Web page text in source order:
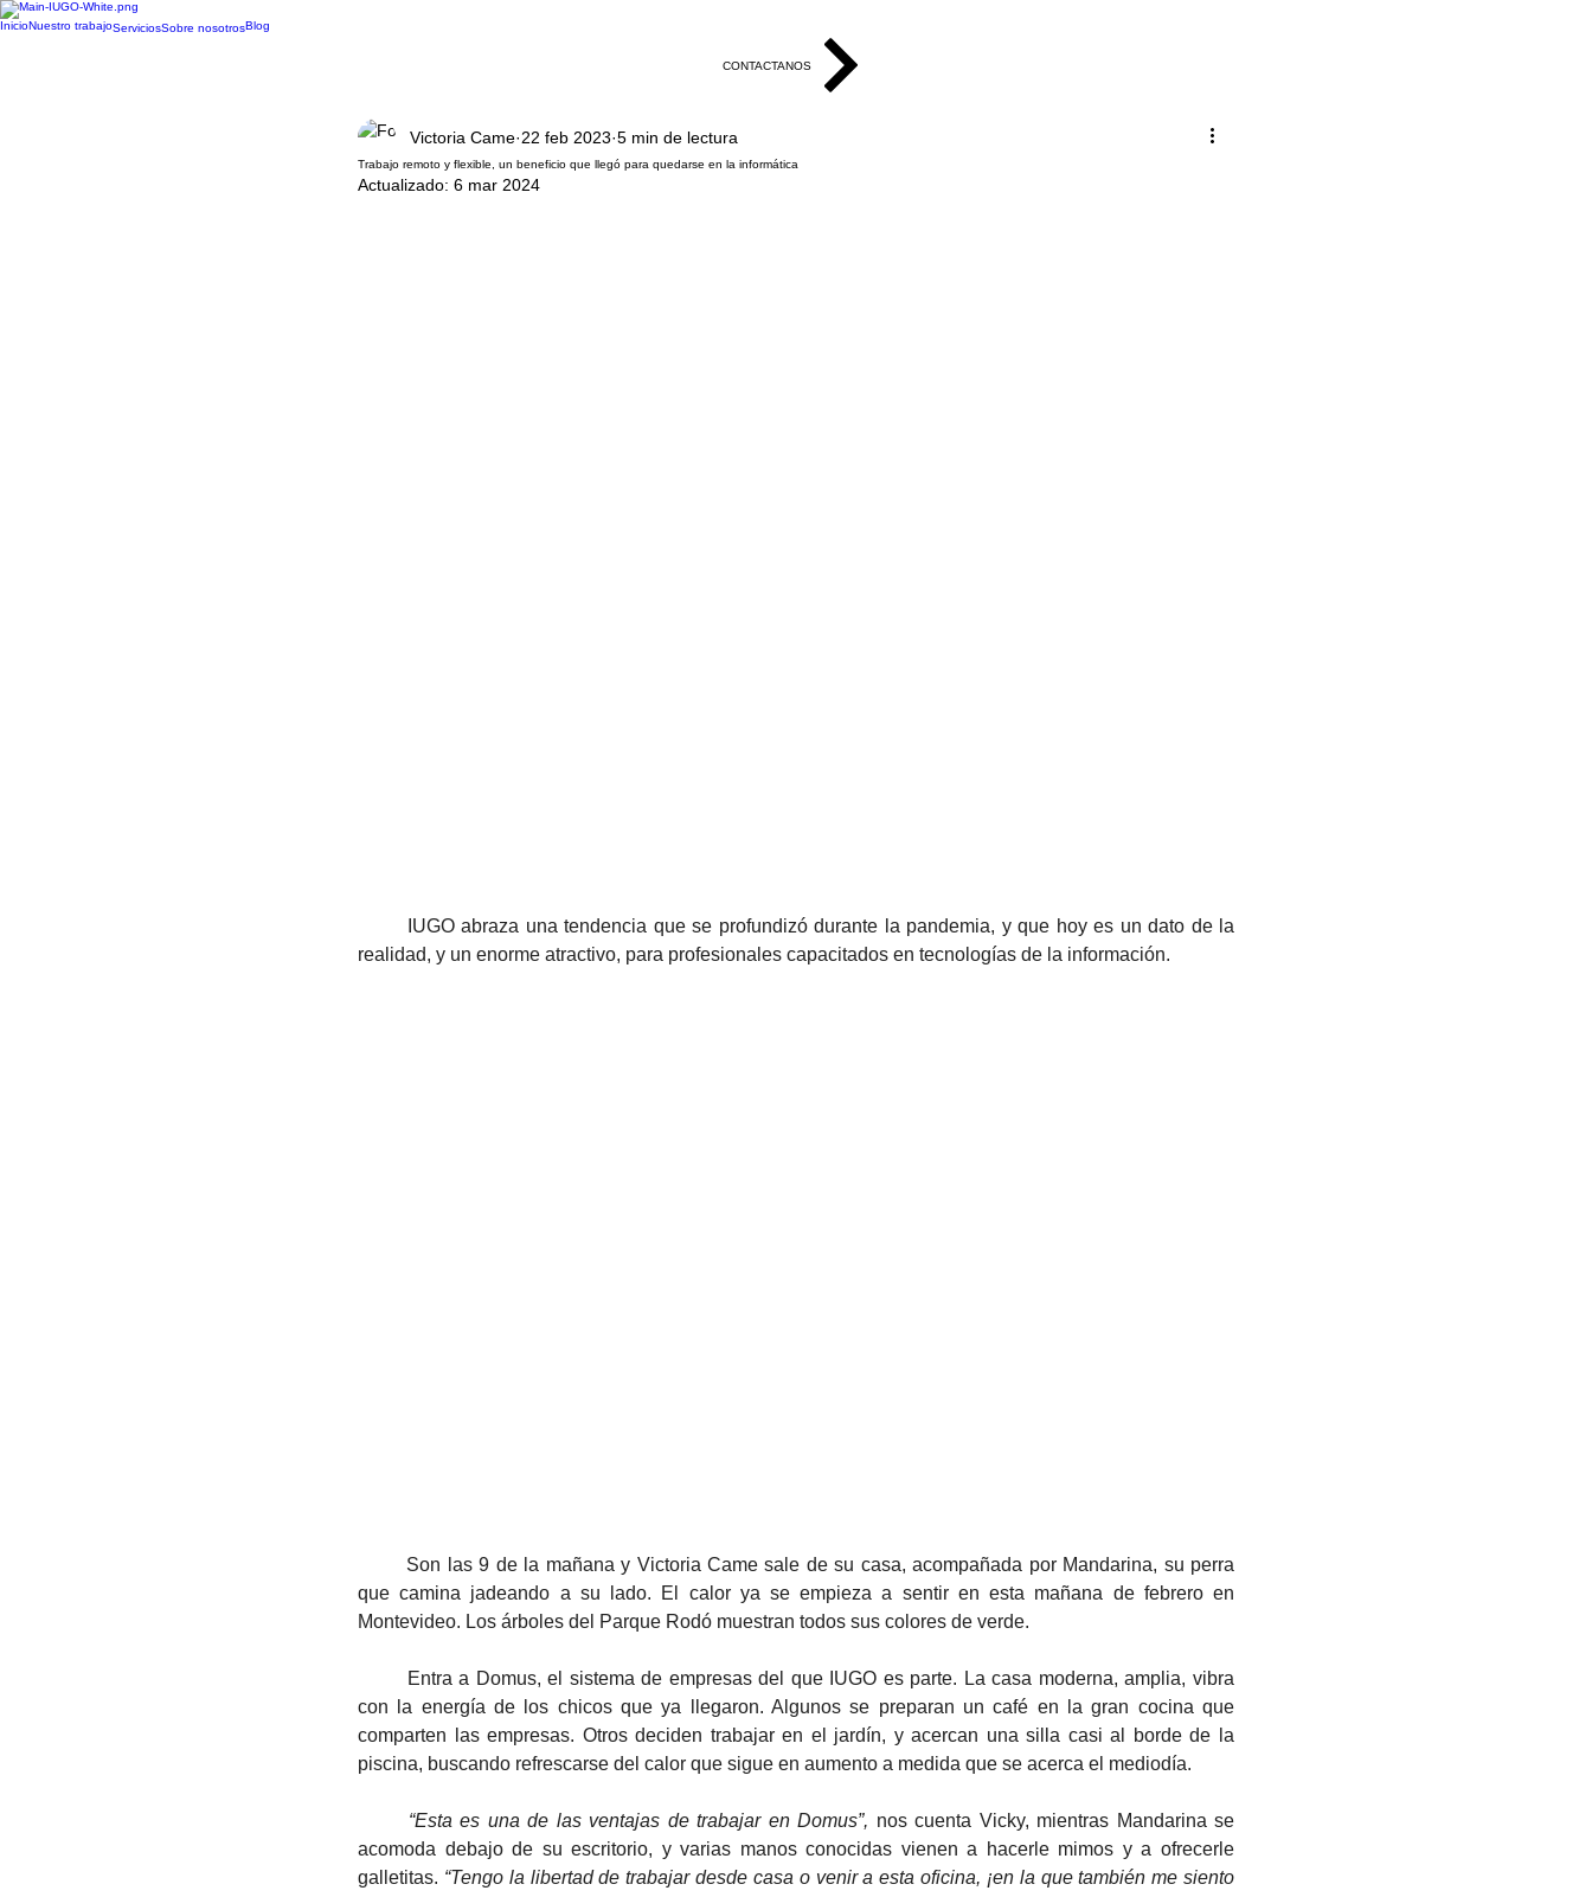
InicioNuestro trabajoServiciosSobre nosotrosBlog
CONTACTANOS
Trabajo remoto y flexible, un beneficio que llegó para quedarse en la informática
Victoria Came 22 feb 2023 5 min de lectura
Actualizado: 6 mar 2024
realidad, y un enorme atractivo, para profesionales capacitados en tecnologías de la información.
que camina jadeando a su lado. El calor ya se empieza a sentir en esta mañana de febrero en
Montevideo. Los árboles del Parque Rodó muestran todos sus colores de verde.
con la energía de los chicos que ya llegaron. Algunos se preparan un café en la gran cocina que
comparten las empresas. Otros deciden trabajar en el jardín, y acercan una silla casi al borde de la
piscina, buscando refrescarse del calor que sigue en aumento a medida que se acerca el mediodía.
“Esta es una de las ventajas de trabajar en Domus”, nos cuenta Vicky, mientras Mandarina se
acomoda debajo de su escritorio, y varias manos conocidas vienen a hacerle mimos y a ofrecerle
galletitas. “Tengo la libertad de trabajar desde casa o venir a esta oficina, ¡en la que también me siento